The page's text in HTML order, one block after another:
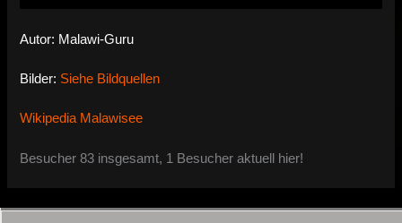
Autor: Malawi-Guru
Bilder: Siehe Bildquellen
Wikipedia Malawisee
Besucher 83 insgesamt, 1 Besucher aktuell hier!